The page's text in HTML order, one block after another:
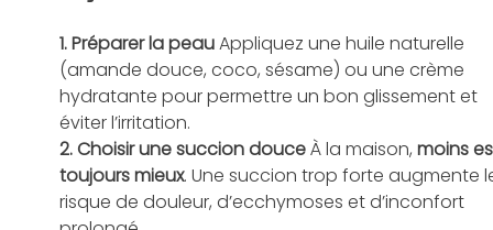
1. Préparer la peau Appliquez une huile naturelle
(amande douce, coco, sésame) ou une crème
hydratante pour permettre un bon glissement et
éviter l’irritation.
2. Choisir une succion douce À la maison, moins
toujours mieux. Une succion trop forte augmente
risque de douleur, d’ecchymoses et d’inconfort